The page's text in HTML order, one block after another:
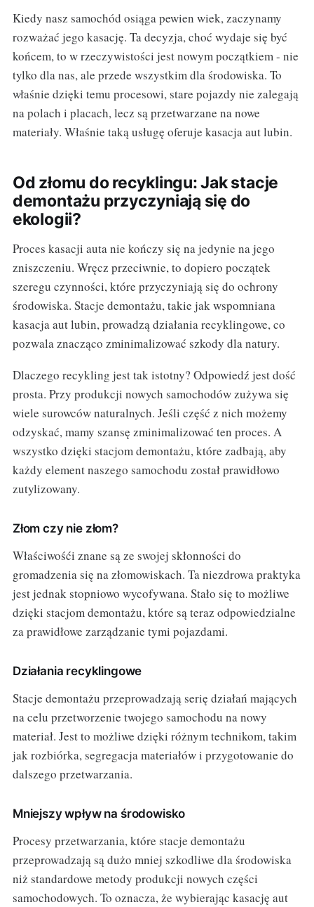
Kiedy nasz samochód osiąga pewien wiek, zaczynamy
rozważać jego kasację. Ta decyzja, choć wydaje się być
końcem, to w rzeczywistości jest nowym początkiem - nie
tylko dla nas, ale przede wszystkim dla środowiska. To
właśnie dzięki temu procesowi, stare pojazdy nie zalegają
na polach i placach, lecz są przetwarzane na nowe
materiały. Właśnie taką usługę oferuje kasacja aut lubin.
Od złomu do recyklingu: Jak stacje
demontażu przyczyniają się do
ekologii?
Proces kasacji auta nie kończy się na jedynie na jego
zniszczeniu. Wręcz przeciwnie, to dopiero początek
szeregu czynności, które przyczyniają się do ochrony
środowiska. Stacje demontażu, takie jak wspomniana
kasacja aut lubin, prowadzą działania recyklingowe, co
pozwala znacząco zminimalizować szkody dla natury.
Dlaczego recykling jest tak istotny? Odpowiedź jest dość
prosta. Przy produkcji nowych samochodów zużywa się
wiele surowców naturalnych. Jeśli część z nich możemy
odzyskać, mamy szansę zminimalizować ten proces. A
wszystko dzięki stacjom demontażu, które zadbają, aby
każdy element naszego samochodu został prawidłowo
zutylizowany.
Złom czy nie złom?
Właściwośći znane są ze swojej skłonności do
gromadzenia się na złomowiskach. Ta niezdrowa praktyka
jest jednak stopniowo wycofywana. Stało się to możliwe
dzięki stacjom demontażu, które są teraz odpowiedzialne
za prawidłowe zarządzanie tymi pojazdami.
Działania recyklingowe
Stacje demontażu przeprowadzają serię działań mających
na celu przetworzenie twojego samochodu na nowy
materiał. Jest to możliwe dzięki różnym technikom, takim
jak rozbiórka, segregacja materiałów i przygotowanie do
dalszego przetwarzania.
Mniejszy wpływ na środowisko
Procesy przetwarzania, które stacje demontażu
przeprowadzają są dużo mniej szkodliwe dla środowiska
niż standardowe metody produkcji nowych części
samochodowych. To oznacza, że wybierając kasację aut